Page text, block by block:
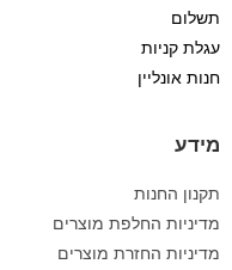
מידע
תקנון החנות
מדיניות החלפת מוצרים
מדיניות החזרת מוצרים
תשלום
עגלת קניות
חנות אונליין